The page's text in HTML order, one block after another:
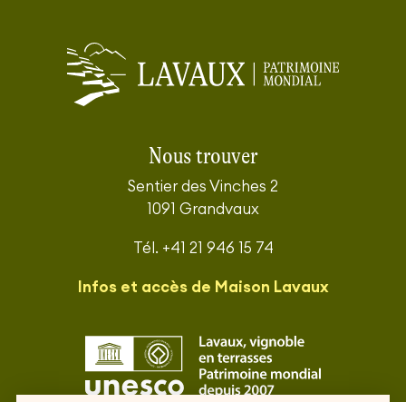
Nous trouver
Sentier des Vinches 2
1091 Grandvaux
Tél. +41 21 946 15 74
Infos et accès de Maison Lavaux